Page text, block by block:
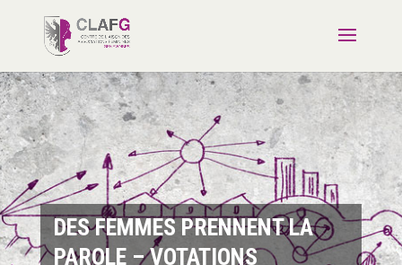
DES FEMMES PRENNENT LA
PAROLE –VOTATIONS